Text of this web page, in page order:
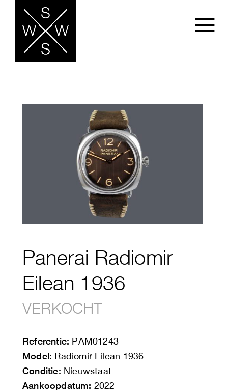
Panerai Radiomir
Eilean 1936
VERKOCHT
Referentie: PAM01243
Model: Radiomir Eilean 1936
Conditie: Nieuwstaat
Aankoopdatum: 2022